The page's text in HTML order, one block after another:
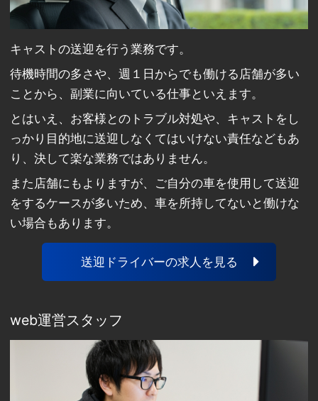
キャストの送迎を行う業務です。
待機時間の多さや、週１日からでも働ける店舗が多い
ことから、副業に向いている仕事といえます。
とはいえ、お客様とのトラブル対処や、キャストをし
っかり目的地に送迎しなくてはいけない責任などもあ
り、決して楽な業務ではありません。
また店舗にもよりますが、ご自分の車を使用して送迎
をするケースが多いため、車を所持してないと働けな
い場合もあります。
送迎ドライバーの求人を見る
web運営スタッフ